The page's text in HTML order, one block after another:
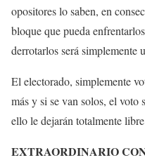
opositores lo saben, en
bloque que pueda
derrotarlos será simplemente
El electorado, simplemente
más y si se van solos, el
ello le dejarán totalmente
EXTRAORDINARIO